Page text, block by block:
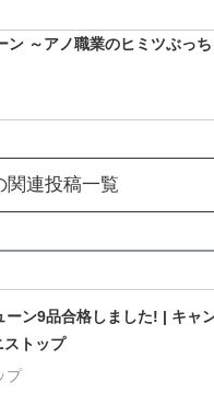
ン ～アノ職業のヒミツぶっ
関連投稿一覧
みんな～
かげでたくさん合格を
だけたミミ～
ーン9品合格しました! | キャ
ストップ
プ